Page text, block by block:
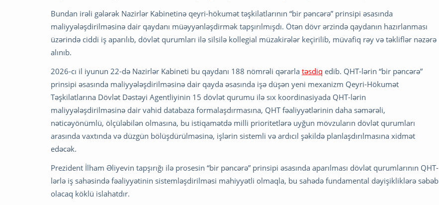
Bundan irəli gələrək Nazirlər Kabinetinə qeyri-hökumət təşkilatlarının “bir pəncərə” prinsipi əsasında
maliyyələşdirilməsinə dair qaydanı müəyyənləşdirmək tapşırılmışdı. Ötən dövr ərzində qaydanın hazırlanması
üzərində ciddi iş aparılıb, dövlət qurumları ilə silsilə kollegial müzakirələr keçirilib, müvafiq rəy və təkliflər nəzərə
alınıb.
2026-cı il iyunun 22-də Nazirlər Kabineti bu qaydanı 188 nömrəli qərarla təsdiq edib. QHT-lərin “bir pəncərə”
prinsipi əsasında maliyyələşdirilməsinə dair qayda əsasında işə düşən yeni mexanizm Qeyri-Hökumət
Təşkilatlarına Dövlət Dəstəyi Agentliyinin 15 dövlət qurumu ilə sıx koordinasiyada QHT-lərin
maliyyələşdirilməsinə dair vahid databaza formalaşdırmasına, QHT fəaliyyətlərinin daha səmərəli,
nəticəyönümlü, ölçüləbilən olmasına, bu istiqamətdə milli prioritetlərə uyğun mövzuların dövlət qurumları
arasında vaxtında və düzgün bölüşdürülməsinə, işlərin sistemli və ardıcıl şəkildə planlaşdırılmasına xidmət
edəcək.
Prezident İlham Əliyevin tapşırığı ilə prosesin “bir pəncərə” prinsipi əsasında aparılması dövlət qurumlarının QHT-
lərlə iş sahəsində fəaliyyətinin sistemləşdirilməsi mahiyyətli olmaqla, bu sahədə fundamental dəyişikliklərə səbəb
olacaq köklü islahatdır.